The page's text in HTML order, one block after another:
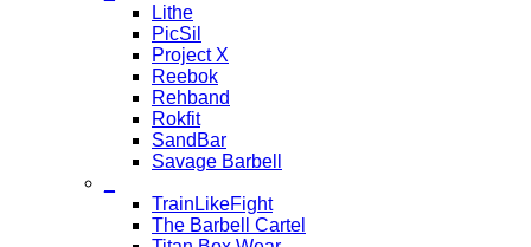
Lithe
PicSil
Project X
Reebok
Rehband
Rokfit
SandBar
Savage Barbell
TrainLikeFight
The Barbell Cartel